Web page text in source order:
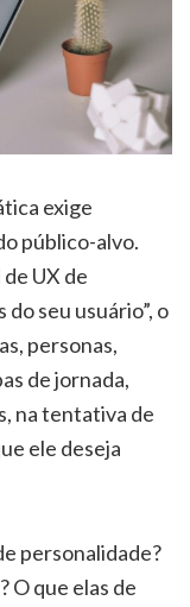
exige
público-alvo.
UX de
do seu usuário”, o
personas,
de jornada,
na tentativa de
ele deseja
personalidade?
O que elas de